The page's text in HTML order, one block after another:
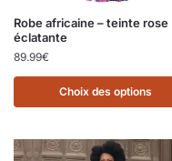
Robe africaine – teinte rose
éclatante
89.99€
Choix des options